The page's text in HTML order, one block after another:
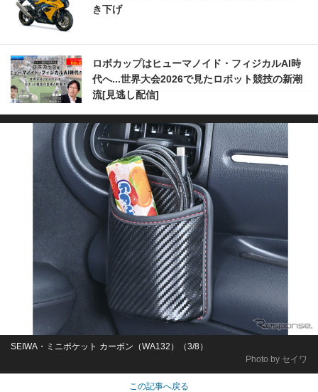
き下げ
ロボカップはヒューマノイド・フィジカルAI時
代へ...世界大会2026で見たロボット競技の新潮
流[見逃し配信]
Photo by セイワ
SEIWA・ミニポケット カーボン（WA132）（3/8）
この記事へ戻る